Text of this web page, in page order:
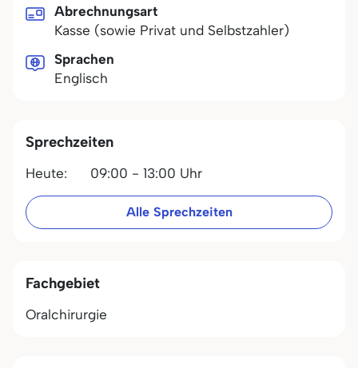
Abrechnungsart
Kasse (sowie Privat und Selbstzahler)
Sprachen
Englisch
Sprechzeiten
Heute: 09:00 - 13:00 Uhr
Alle Sprechzeiten
Fachgebiet
Oralchirurgie